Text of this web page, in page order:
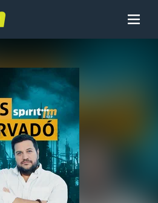
Menü
Műsoraink
Arcaink
Műsor